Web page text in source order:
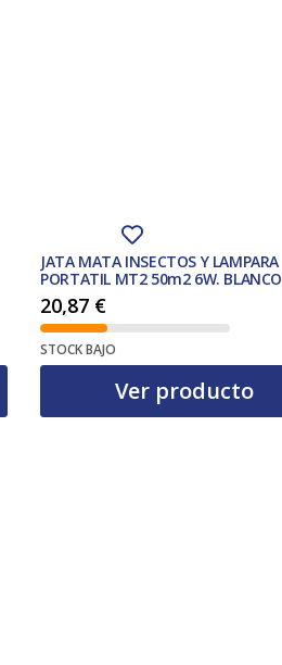
JATA MATA INSECTOS Y LAMPARA
PORTATIL MT2 50m2 6W. BLANCO
20,87 €
STOCK BAJO
Ver producto